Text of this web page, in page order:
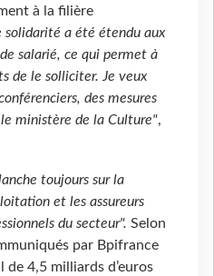
à la filière
solidarité a été étendu aux
salarié, ce qui permet à
de le solliciter. Je veux
des mesures
ministère de la Culture",
toujours sur la
et les assureurs
du secteur". Selon
par Bpifrance
de 4,5 milliards d’euros